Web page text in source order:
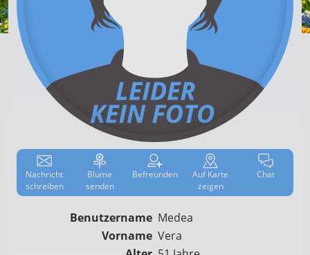
Nachricht
schreiben
Blume
senden
Befreun­den AufKarte
zeigen
Chat
Benutzername Medea
Vorname Vera